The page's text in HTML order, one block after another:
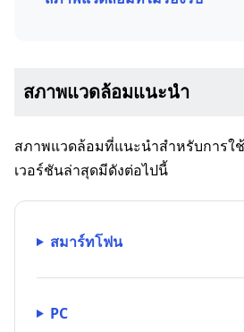
สภาพแวดล้อมแนะนำ
สภาพแวดล้อมที่แนะนำสำหรับการใ
เวอร์ชันล่าสุดมีดังต่อไปนี้
สมาร์ทโฟน
PC